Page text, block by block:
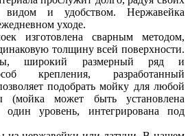
видом и удобством. Нержавейка
уходе.
изготовлена сварным методом,
толщину всей поверхности.
широкий размерный ряд и
крепления, разработанный
подобрать мойку для любой
может быть установлена
уровень, интегрирована под